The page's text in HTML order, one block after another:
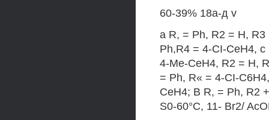
60-39% 18а-д v
a R, = Ph, R2 = Н, R3
Ph,R4 = 4-CI-CeH4,
4-Me-CeH4, R2 = H,
= Ph, R« = 4-CI-
CeH4; В R, = Ph, R2
S0-60°C, 11- Br2/